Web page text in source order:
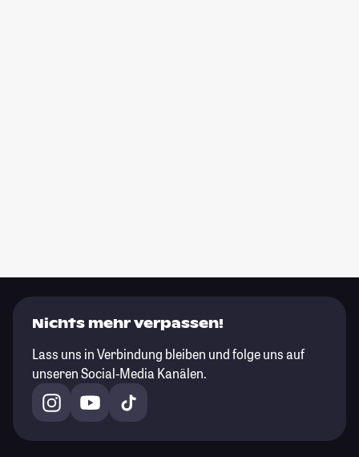
Nichts mehr verpassen!
Lass uns in Verbindung bleiben und folge uns auf
unseren Social-Media Kanälen.